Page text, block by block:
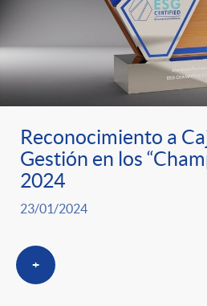
Reconocimiento a
Gestión en los
2024
23/01/2024
+